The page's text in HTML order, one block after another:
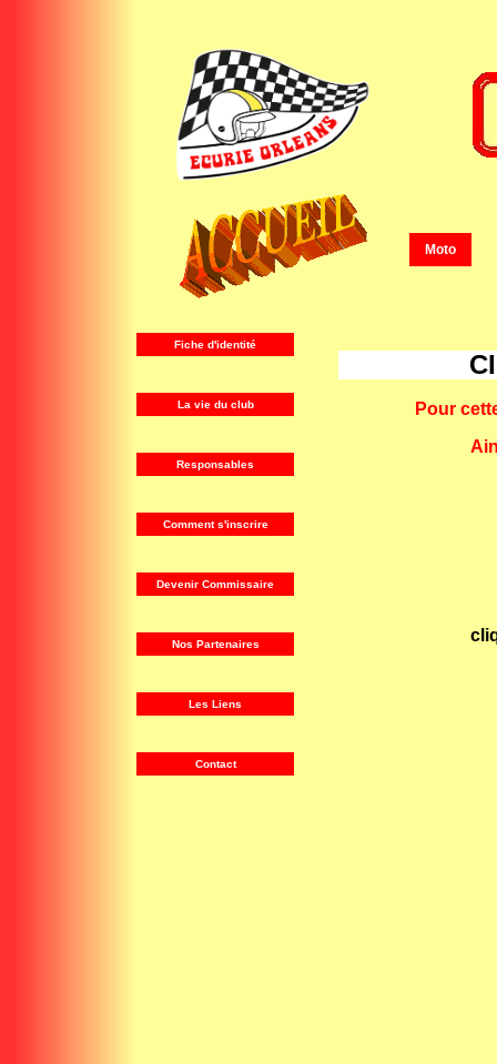
Moto
Fiche d'identité
La vie du club
Responsables
Comment s'inscrire
Devenir Commissaire
Nos Partenaires
Les Liens
Contact
Pour